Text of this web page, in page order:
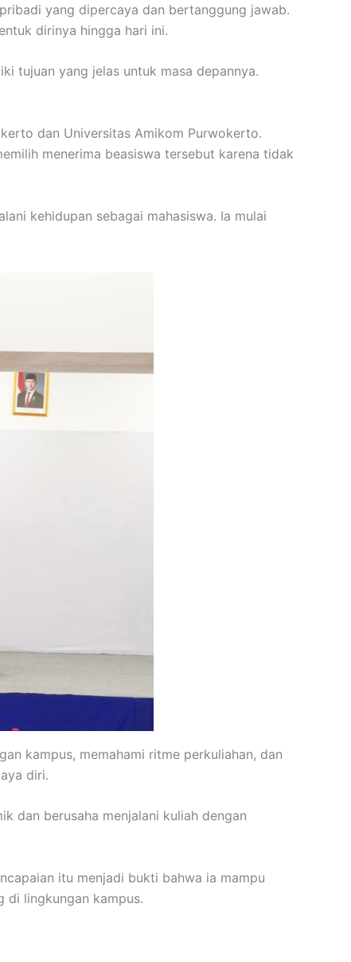
yang dipercaya dan bertanggung jawab.
dirinya hingga hari ini.
tujuan yang jelas untuk masa depannya.
dan Universitas Amikom Purwokerto.
menerima beasiswa tersebut karena tidak
kehidupan sebagai mahasiswa. Ia mulai
kampus, memahami ritme perkuliahan, dan
diri.
dan berusaha menjalani kuliah dengan
itu menjadi bukti bahwa ia mampu
di lingkungan kampus.